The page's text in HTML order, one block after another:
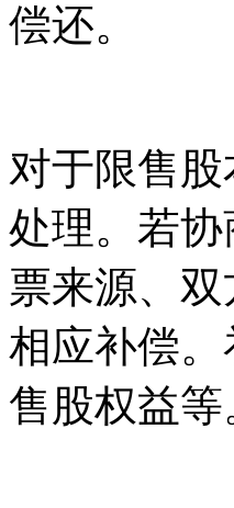
偿还。
对于限售
处理。若
票来源、
相应补偿
售股权益等